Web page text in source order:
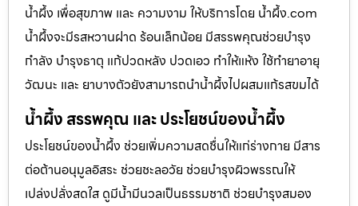
น้ำผึ้ง เพื่อสุขภาพ และ ความงาม ให้บริการโดย น้ำผึ้ง.com
น้ำผึ้งจะมีรสหวานฝาด ร้อนเล็กน้อย มีสรรพคุณช่วยบำรุง
กำลัง บำรุงธาตุ แก้ปวดหลัง ปวดเอว ทำให้แห้ง ใช้ทำยาอายุ
วัฒนะ และ ยาบางตัวยังสามารถนำน้ำผึ้งไปผสมแก้รสขมได้
น้ำผึ้ง สรรพคุณ และ ประโยชน์ของน้ำผึ้ง
ประโยชน์ของน้ำผึ้ง ช่วยเพิ่มความสดชื่นให้แก่ร่างกาย มีสาร
ต่อต้านอนุมูลอิสระ ช่วยชะลอวัย ช่วยบำรุงผิวพรรณให้
เปล่งปลั่งสดใส ดูมีน้ำมีนวลเป็นธรรมชาติ ช่วยบำรุงสมอง